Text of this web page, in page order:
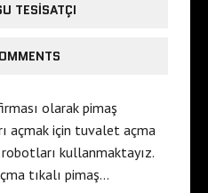
TESISATÇI
olarak pimaş
açmak için tuvalet açma
kullanmaktayız.
tıkalı pimaş…